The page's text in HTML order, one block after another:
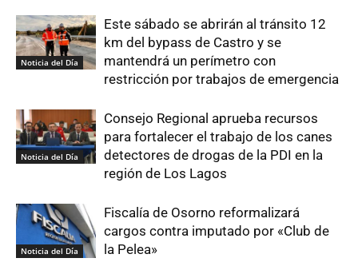
Noticia del Día
Este sábado se abrirán al tránsito 12
km del bypass de Castro y se
mantendrá un perímetro con
restricción por trabajos de emergencia
Noticia del Día
Consejo Regional aprueba recursos
para fortalecer el trabajo de los canes
detectores de drogas de la PDI en la
región de Los Lagos
Noticia del Día
Fiscalía de Osorno reformalizará
cargos contra imputado por «Club de
la Pelea»